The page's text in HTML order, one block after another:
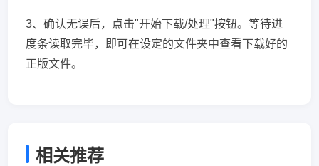
3、确认无误后，点击"开始下载/处理"按钮。等待进
度条读取完毕，即可在设定的文件夹中查看下载好的
正版文件。
相关推荐